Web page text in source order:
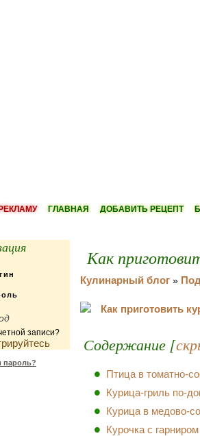
ГЛАВНАЯ ДОБАВИТЬ РЕЦЕПТ
записи?
пароль?
Как
Кулинарный блог »
Содержание [
Птица в томатно-
Курица-гриль по-
Курица в медово-
Курочка с гарниром